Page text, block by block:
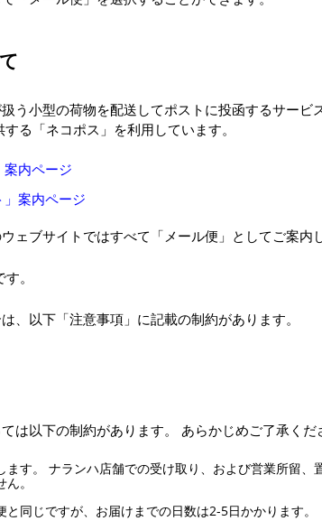
う小型の荷物を配送してポストに投函するサービ
る「ネコポス」を利用しています。
内ページ
案内ページ
ェブサイトではすべて「メール便」としてご案内
。
、以下「注意事項」に記載の制約があります。
は以下の制約があります。 あらかじめご了承くだ
ます。 ナランハ店舗での受け取り、および営業所留、
。
同じですが、お届けまでの日数は2-5日かかります。